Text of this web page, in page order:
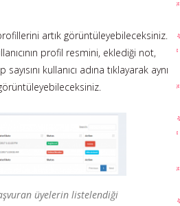
artık görüntüleyebileceksiniz.
profil resmini, eklediği not,
kullanıcı adına tıklayarak aynı
üyelerin listelendiği